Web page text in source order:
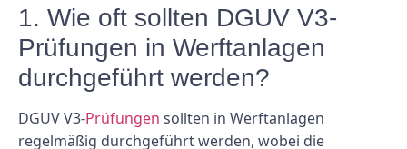
1. Wie oft sollten DGUV V3-
Prüfungen in Werftanlagen
durchgeführt werden?
DGUV V3-Prüfungen sollten in Werftanlagen
regelmäßig durchgeführt werden, wobei die